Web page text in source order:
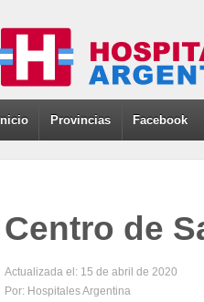
Inicio Provincias Facebook
Centro de
Actualizada el: 15 de abril de 2020
Por: Hospitales Argentina